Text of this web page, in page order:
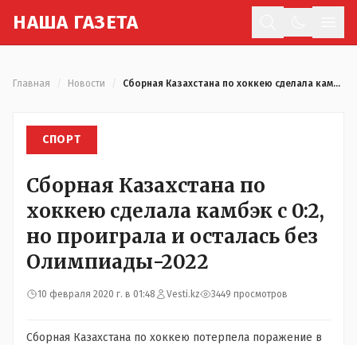
НАША ГАЗЕТА
Главная Новости Сборная Казахстана по хоккею сделала камбэк с 0:2, но проиграла и осталась без Олимпиады-2022
СПОРТ
Сборная Казахстана по
хоккею сделала камбэк с 0:2,
но проиграла и осталась без
Олимпиады-2022
10 февраля 2020 г. в 01:48 Vesti.kz 3449 просмотров
Сборная Казахстана по хоккею потерпела поражение в